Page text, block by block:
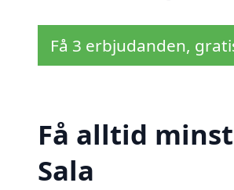
Få 3 erbjudanden,
Få alltid
Sala